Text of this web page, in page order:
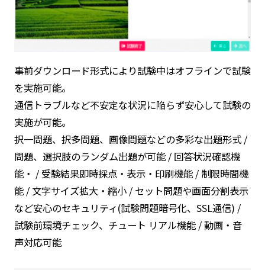
事前ダウンロード形式により試験中はオフラインで試験
を実施可能。
通信トラブルなど不安定な状況に陥らず安心して試験の
実施が可能。
択一問題、択多問題、画像問題などの多彩な出題形式 /
問題、選択肢のランダム出題が可能 / 回答状況確認機
能・ / 受験結果即時採点・表示・印刷機能 / 制限時間機
能 / 文字サイズ拡大・縮小 / セット問題や画面分割表示
など安心のセキュリティ(試験問題暗号化、SSL通信) /
試験前環境チェック、チュート リアル機能 / 動画・音
声対応可能